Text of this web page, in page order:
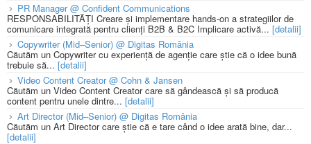
PR Manager @ Confident Communications
RESPONSABILITĂȚI Creare și implementare hands-on a strategiilor de
comunicare integrată pentru clienți B2B & B2C Implicare activă... [detalii]
Copywriter (Mid–Senior) @ Digitas România
Căutăm un Copywriter cu experiență de agenție care știe că o idee bună
trebuie să... [detalii]
Video Content Creator @ Cohn & Jansen
Căutăm un Video Content Creator care să gândească și să producă
content pentru unele dintre... [detalii]
Art Director (Mid–Senior) @ Digitas România
Căutăm un Art Director care știe că e tare când o idee arată bine, dar...
[detalii]